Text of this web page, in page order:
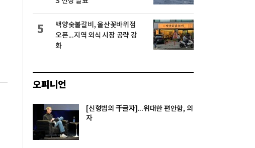
백양숯불갈비, 울산꽃바위점
오픈...지역 외식 시장 공략 강
화
5
오피니언
[신형범의 千글자]...위대한 편안함, 의
자